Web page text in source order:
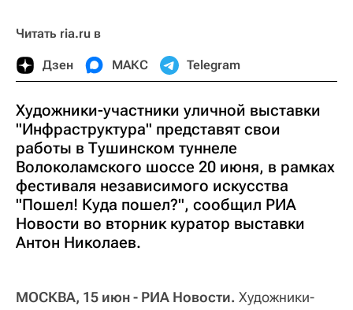
Читать ria.ru в
Дзен МАКС Telegram
Художники-участники уличной выставки
"Инфраструктура" представят свои
работы в Тушинском туннеле
Волоколамского шоссе 20 июня, в рамках
фестиваля независимого искусства
"Пошел! Куда пошел?", сообщил РИА
Новости во вторник куратор выставки
Антон Николаев.
МОСКВА, 15 июн - РИА Новости. Художники-